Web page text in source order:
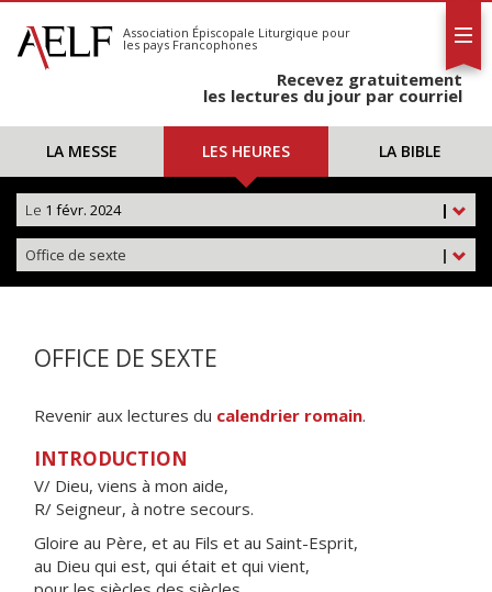
S'abonner
Calendrier
Association Épiscopale Liturgique pour
les pays Francophones
Recevez gratuitement
les lectures du jour par courriel
LA MESSE LES HEURES LA BIBLE
|
Le 1 févr. 2024
|
Office de sexte
OFFICE DE SEXTE
Revenir aux lectures du calendrier romain.
INTRODUCTION
V/ Dieu, viens à mon aide,
R/ Seigneur, à notre secours.
Gloire au Père, et au Fils et au Saint-Esprit,
au Dieu qui est, qui était et qui vient,